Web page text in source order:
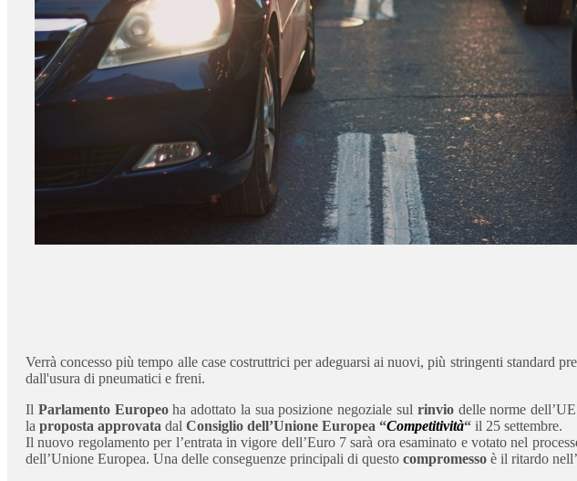
Verrà concesso più tempo alle case costruttrici per adeguarsi ai nuovi, più stringenti standard
dall'usura di pneumatici e freni.
Il Parlamento Europeoha adottato la sua posizione negoziale sul rinviodelle norme
la proposta approvata dal Consiglio dell’Unione Europea “Competitività“ il 25 settembre.
Il nuovo regolamento per l’entrata in vigore dell’Euro 7 sarà ora esaminato e votato nel
dell’Unione Europea. Una delle conseguenze principali di questo compromesso è il ritardo